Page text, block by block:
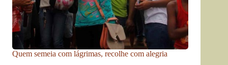
Quem semeia com lágrimas, recolhe com alegria